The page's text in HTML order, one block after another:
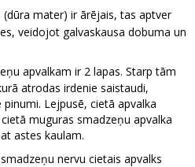
mater) ir ārējais, tas aptver
veidojot galvaskausa dobuma un
apvalkam ir 2 lapas. Starp tām
atrodas irdenie saistaudi,
Lejpusē, cietā apvalka
muguras smadzeņu apvalka
astes kaulam.
nervu cietais apvalks